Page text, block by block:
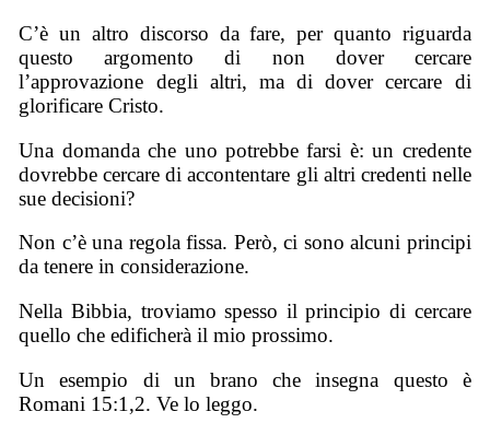
C’è un altro discorso da fare, per quanto riguarda
questo argomento di non dover cercare
l’approvazione degli altri, ma di dover cercare di
glorificare Cristo.
Una domanda che uno potrebbe farsi è: un credente
dovrebbe cercare di accontentare gli altri credenti nelle
sue decisioni?
Non c’è una regola fissa. Però, ci sono alcuni principi
da tenere in considerazione.
Nella Bibbia, troviamo spesso il principio di cercare
quello che edificherà il mio prossimo.
Un esempio di un brano che insegna questo è
Romani 15:1,2. Ve lo leggo.